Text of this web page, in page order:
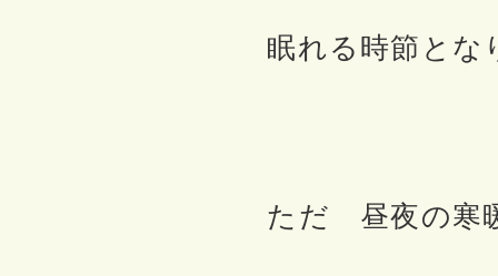
眠れる時節とな
ただ 昼夜の寒